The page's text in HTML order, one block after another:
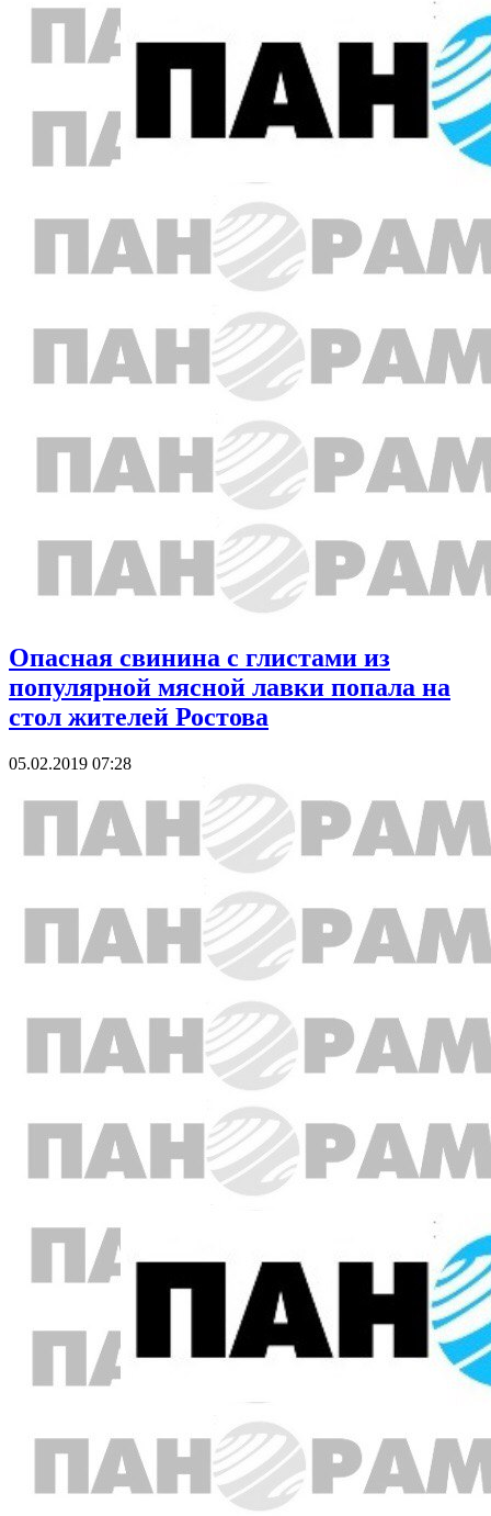
Опасная свинина с глистами из
популярной мясной лавки попала на
стол жителей Ростова
05.02.2019 07:28